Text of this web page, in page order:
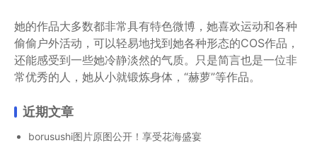
她的作品大多数都非常具有特色微博，她喜欢运动和各种
偷偷户外活动，可以轻易地找到她各种形态的COS作品，
还能感受到一些她冷静淡然的气质。只是简言也是一位非
常优秀的人，她从小就锻炼身体，“赫萝”等作品。
近期文章
borusushi图片原图公开！享受花海盛宴